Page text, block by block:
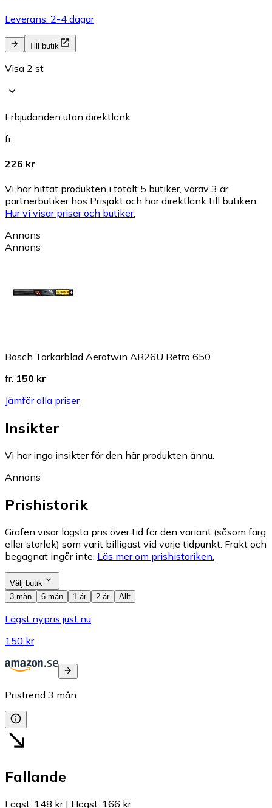
Leverans: 2-4 dagar
Till butik
Visa 2 st
Erbjudanden utan direktlänk
fr.
226 kr
Vi har hittat produkten i totalt 5 butiker, varav 3 är
partnerbutiker hos Prisjakt och har direktlänk till butiken.
Hur vi visar priser och butiker.
Annons
Annons
Bosch Torkarblad Aerotwin AR26U Retro 650
fr. 150 kr
Jämför alla priser
Insikter
Vi har inga insikter för den här produkten ännu.
Annons
Prishistorik
Grafen visar lägsta pris över tid för den variant (såsom färg
eller storlek) som varit billigast vid varje tidpunkt. Frakt och
begagnat ingår inte. Läs mer om prishistoriken.
Välj butik
3 mån
6 mån 1 år 2 år Allt
Lägst nypris just nu
150 kr
Pristrend 3 mån
Fallande
Lägst: 148 kr| Högst: 166 kr